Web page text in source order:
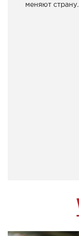
меняют страну.